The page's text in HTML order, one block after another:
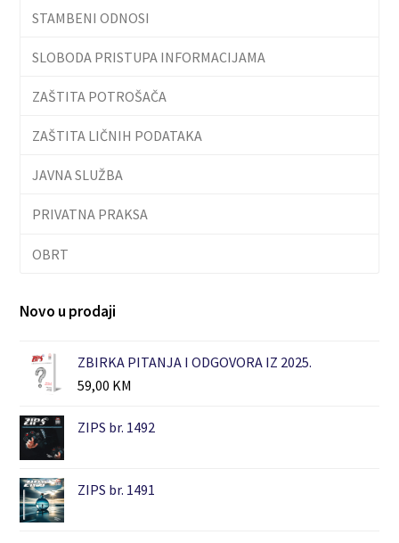
STAMBENI ODNOSI
SLOBODA PRISTUPA INFORMACIJAMA
ZAŠTITA POTROŠAČA
ZAŠTITA LIČNIH PODATAKA
JAVNA SLUŽBA
PRIVATNA PRAKSA
OBRT
Novo u prodaji
ZBIRKA PITANJA I ODGOVORA IZ 2025.
59,00 KM
ZIPS br. 1492
ZIPS br. 1491